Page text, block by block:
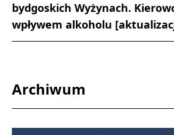
bydgoskich Wyżynach.
wpływem alkoholu
Archiwum